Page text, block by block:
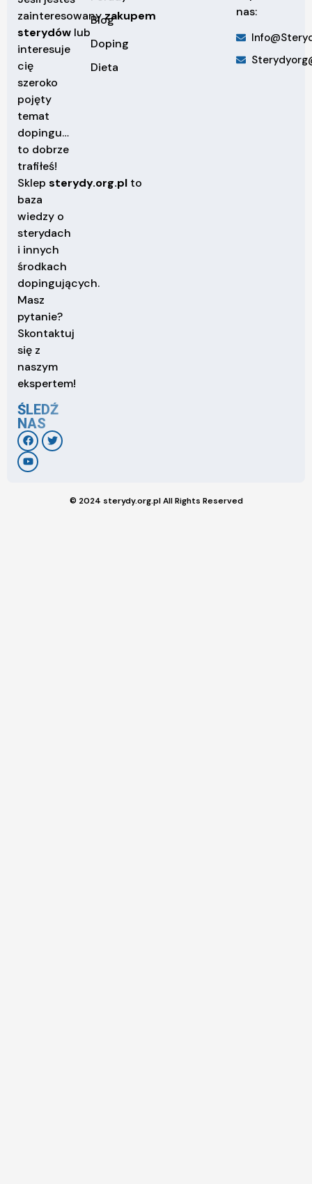
zainteresowanyzakupem
sterydów lub
interesuje
cię
szeroko
pojęty
temat
dopingu…
to dobrze
trafiłeś!
Sklep sterydy.org.pl to
baza
wiedzy o
sterydach
i innych
środkach
dopingujących.
Masz
pytanie?
Skontaktuj
się z
naszym
ekspertem!
ŚLEDŹ
NAS
Blog
Doping
Dieta
nas:
© 2024 sterydy.org.pl All Rights Reserved